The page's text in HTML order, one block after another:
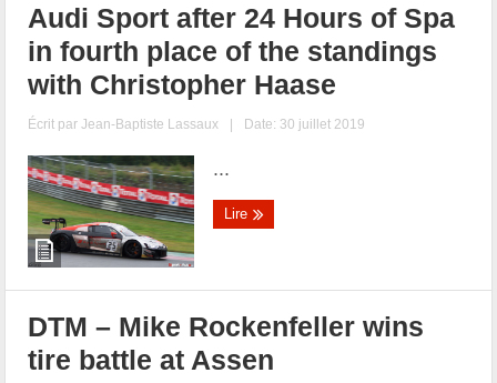
Audi Sport after 24 Hours of Spa
in fourth place of the standings
with Christopher Haase
Écrit parJean-Baptiste Lassaux | Date: 30 juillet 2019
...
Lire
DTM – Mike Rockenfeller wins
tire battle at Assen